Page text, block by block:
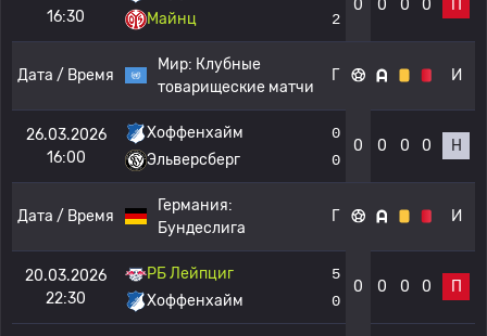
16:30
Майнц
2
0 0 0 0 П
Дата / Время
Мир: Клубные
товарищеские матчи
Г И
26.03.2026
16:00
Хоффенхайм
Эльверсберг
0
0
0 0 0 0 Н
Дата / Время
Германия:
Бундеслига
Г И
20.03.2026
22:30
РБ Лейпциг
Хоффенхайм
5
0
0 0 0 0 П